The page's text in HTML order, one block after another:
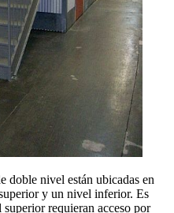
doble nivel están ubicadas en
y un nivel inferior. Es
requieran acceso por